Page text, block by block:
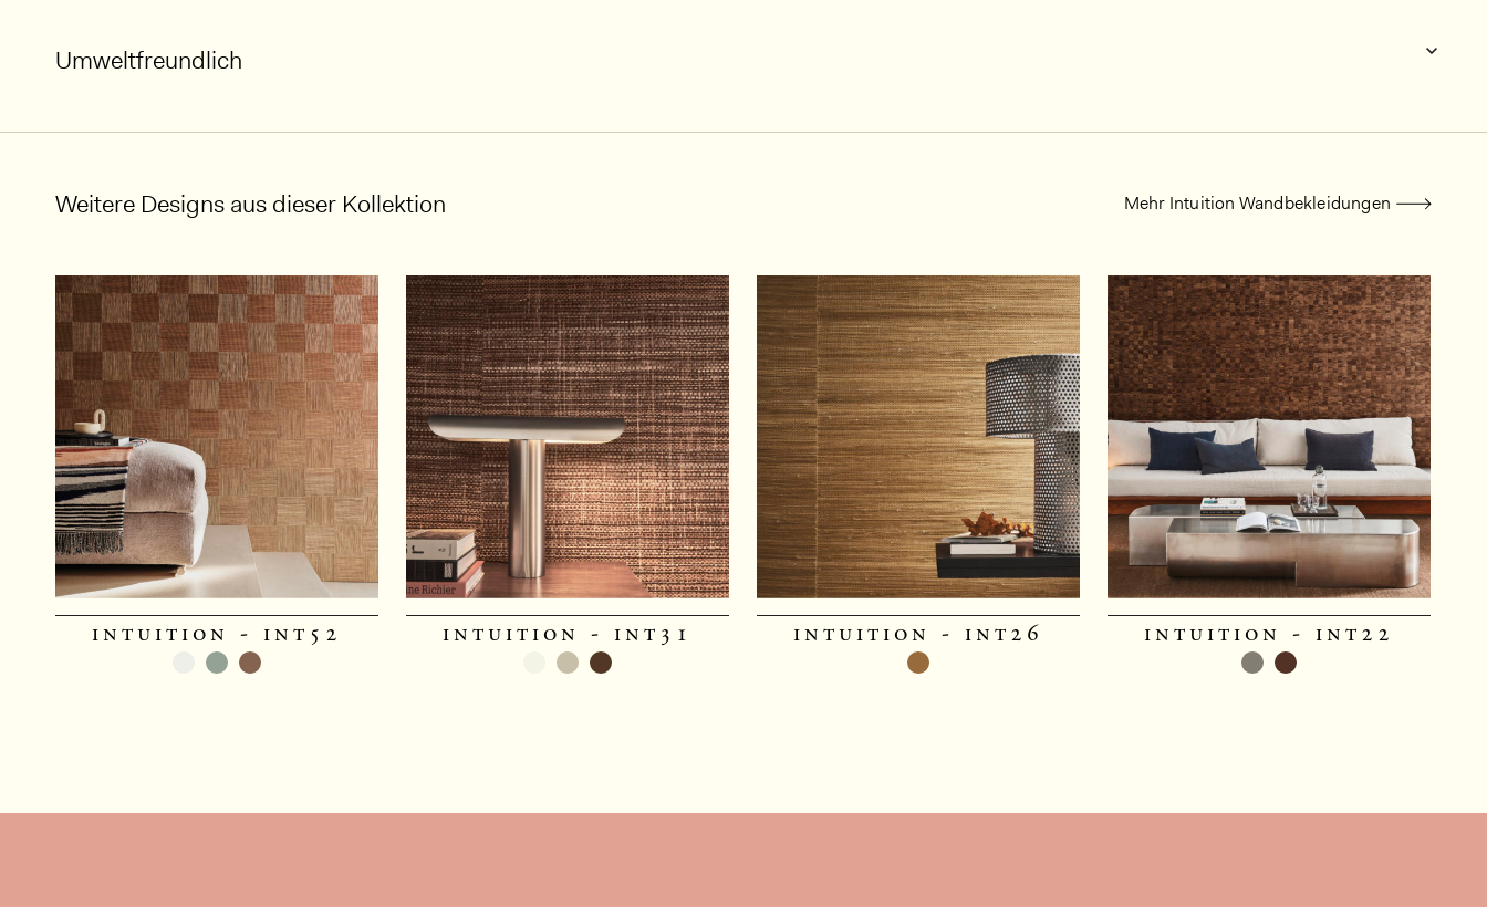
Umweltfreundlich
Weitere Designs aus dieser Kollektion Mehr Intuition Wandbekleidungen
intuition - int52 intuition - int31 intuition - int26 intuition - int22